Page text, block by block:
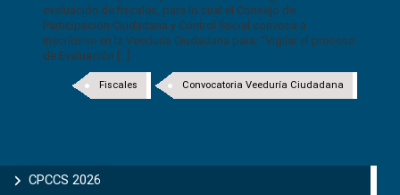
evaluación de fiscales, para lo cual el Consejo de
Participación Ciudadana y Control Social convoca a
inscribirse en la Veeduría Ciudadana para: “Vigilar el proceso
de Evaluación [...]
Convocatoria Veeduría Ciudadana
Fiscales
CPCCS 2026